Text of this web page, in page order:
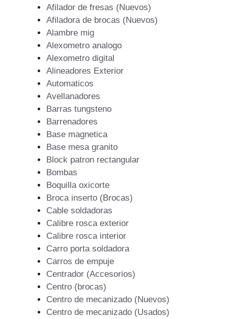
Afilador de fresas (Nuevos)
Afiladora de brocas (Nuevos)
Alambre mig
Alexometro analogo
Alexometro digital
Alineadores Exterior
Automaticos
Avellanadores
Barras tungsteno
Barrenadores
Base magnetica
Base mesa granito
Block patron rectangular
Bombas
Boquilla oxicorte
Broca inserto (Brocas)
Cable soldadoras
Calibre rosca exterior
Calibre rosca interior
Carro porta soldadora
Carros de empuje
Centrador (Accesorios)
Centro (brocas)
Centro de mecanizado (Nuevos)
Centro de mecanizado (Usados)